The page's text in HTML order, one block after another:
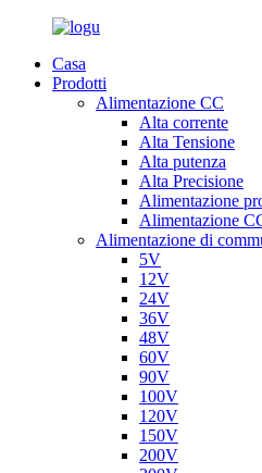
Casa
Prodotti
Alimentazione CC
Alta corrente
Alta Tensione
Alta putenza
Alta Precisione
Alimentazione
Alimentazione
Alimentazione di
5V
12V
24V
36V
48V
60V
90V
100V
120V
150V
200V